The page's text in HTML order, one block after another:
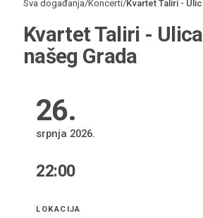
Sva događanja/Koncerti/Kvartet Taliri -
Kvartet Taliri -
našeg Grada
26.
srpnja 2026.
VRIJEME
22:00
LOKACIJA